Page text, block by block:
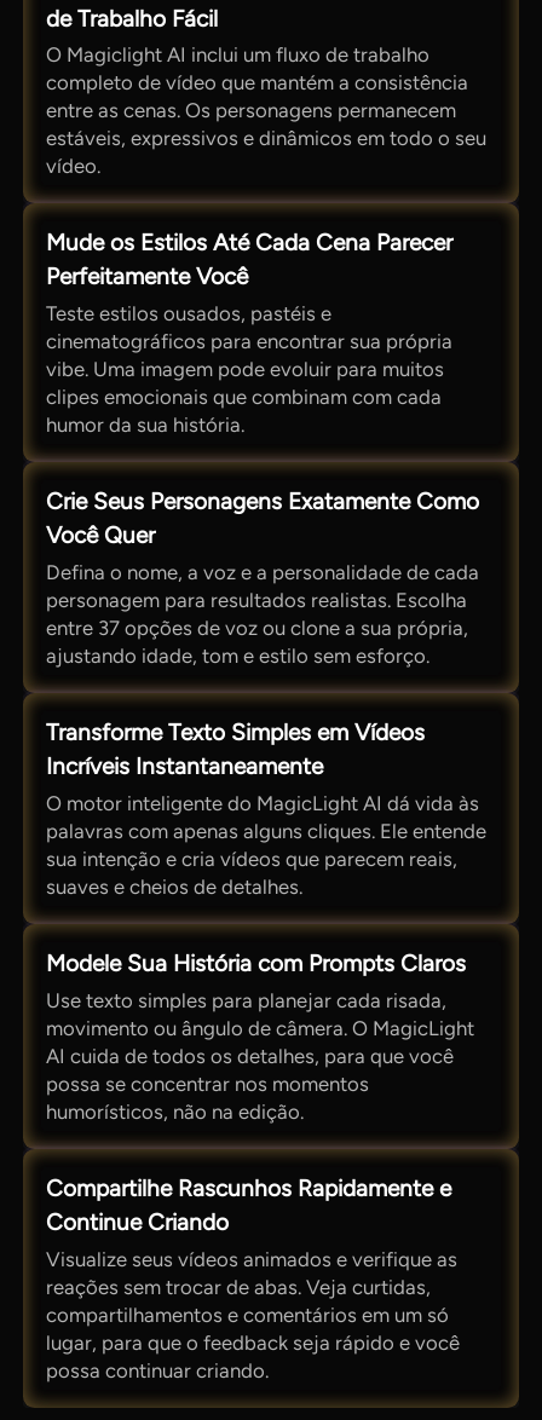
de Trabalho Fácil
O Magiclight AI inclui um fluxo de trabalho
completo de vídeo que mantém a consistência
entre as cenas. Os personagens permanecem
estáveis, expressivos e dinâmicos em todo o seu
vídeo.
Mude os Estilos Até Cada Cena Parecer
Perfeitamente Você
Teste estilos ousados, pastéis e
cinematográficos para encontrar sua própria
vibe. Uma imagem pode evoluir para muitos
clipes emocionais que combinam com cada
humor da sua história.
Crie Seus Personagens Exatamente Como
Você Quer
Defina o nome, a voz e a personalidade de cada
personagem para resultados realistas. Escolha
entre 37 opções de voz ou clone a sua própria,
ajustando idade, tom e estilo sem esforço.
Transforme Texto Simples em Vídeos
Incríveis Instantaneamente
O motor inteligente do MagicLight AI dá vida às
palavras com apenas alguns cliques. Ele entende
sua intenção e cria vídeos que parecem reais,
suaves e cheios de detalhes.
Modele Sua História com Prompts Claros
Use texto simples para planejar cada risada,
movimento ou ângulo de câmera. O MagicLight
AI cuida de todos os detalhes, para que você
possa se concentrar nos momentos
humorísticos, não na edição.
Compartilhe Rascunhos Rapidamente e
Continue Criando
Visualize seus vídeos animados e verifique as
reações sem trocar de abas. Veja curtidas,
compartilhamentos e comentários em um só
lugar, para que o feedback seja rápido e você
possa continuar criando.